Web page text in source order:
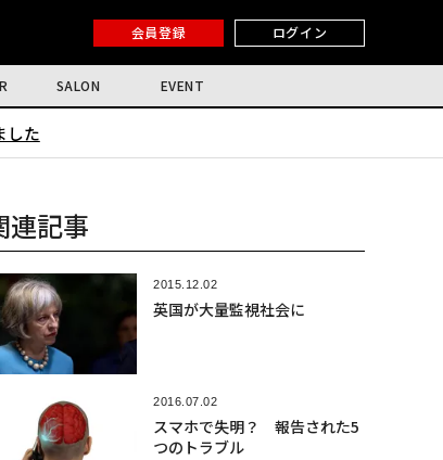
会員登録 ログイン
SALON EVENT
した
連記事
2015.12.02
英国が大量監視社会に
2016.07.02
スマホで失明？ 報告された5
つのトラブル